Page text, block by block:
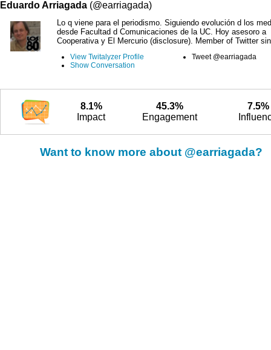
Eduardo Arriagada (@earriagada)
Lo q viene para el periodismo. Siguiendo evolución d los
desde Facultad d Comunicaciones de la UC. Hoy asesoro a
Cooperativa y El Mercurio (disclosure). Member of Twitter
View Twitalyzer Profile
Show Conversation
Tweet @earriagada
8.1%
Impact
45.3%
Engagement
7.5%
Want to know more about @earriagada?